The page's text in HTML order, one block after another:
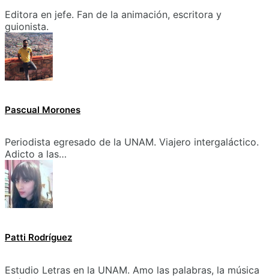
Editora en jefe. Fan de la animación, escritora y
guionista.
Pascual Morones
Periodista egresado de la UNAM. Viajero intergaláctico.
Adicto a las…
Patti Rodríguez
Estudio Letras en la UNAM. Amo las palabras, la música